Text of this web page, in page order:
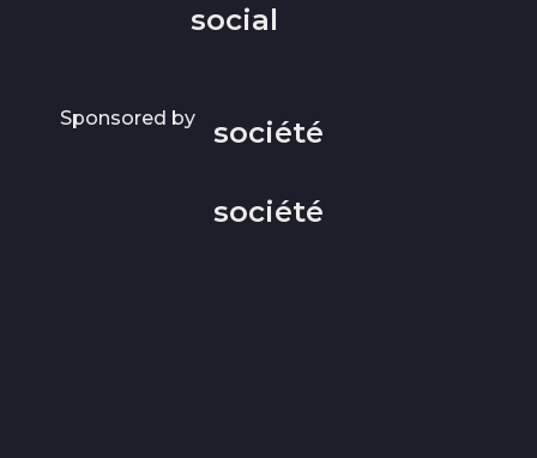
social
Sponsored by société
société